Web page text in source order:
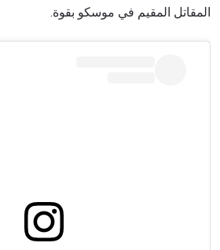
المقاتل المقيم في موسكو بقوة.